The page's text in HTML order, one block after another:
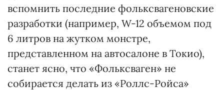
вспомнить последние фольксвагеновские
разработки (например, W-12 объемом под
6 литров на жутком монстре,
представленном на автосалоне в Токио),
станет ясно, что «Фольксваген» не
собирается делать из «Роллс-Ройса»